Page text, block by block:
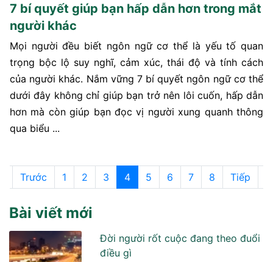
7 bí quyết giúp bạn hấp dẫn hơn trong mắt
người khác
Mọi người đều biết ngôn ngữ cơ thể là yếu tố quan
trọng bộc lộ suy nghĩ, cảm xúc, thái độ và tính cách
của người khác. Nắm vững 7 bí quyết ngôn ngữ cơ thể
dưới đây không chỉ giúp bạn trở nên lôi cuốn, hấp dẫn
hơn mà còn giúp bạn đọc vị người xung quanh thông
qua biểu ...
Trước 1 2 3 4 5 6 7 8 Tiếp
Bài viết mới
Đời người rốt cuộc đang theo đuổi
điều gì